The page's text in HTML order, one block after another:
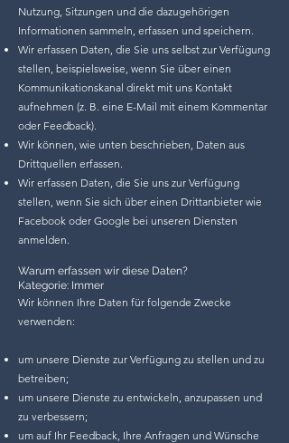
Nutzung, Sitzungen und die dazugehörigen
Informationen sammeln, erfassen und speichern.
Wir erfassen Daten, die Sie uns selbst zur Verfügung
stellen, beispielsweise, wenn Sie über einen
Kommunikationskanal direkt mit uns Kontakt
aufnehmen (z. B. eine E-Mail mit einem Kommentar
oder Feedback).
Wir können, wie unten beschrieben, Daten aus
Drittquellen erfassen.
Wir erfassen Daten, die Sie uns zur Verfügung
stellen, wenn Sie sich über einen Drittanbieter wie
Facebook oder Google bei unseren Diensten
anmelden.
Warum erfassen wir diese Daten?
Kategorie: Immer
Wir können Ihre Daten für folgende Zwecke
verwenden:
um unsere Dienste zur Verfügung zu stellen und zu
betreiben;
um unsere Dienste zu entwickeln, anzupassen und
zu verbessern;
um auf Ihr Feedback, Ihre Anfragen und Wünsche